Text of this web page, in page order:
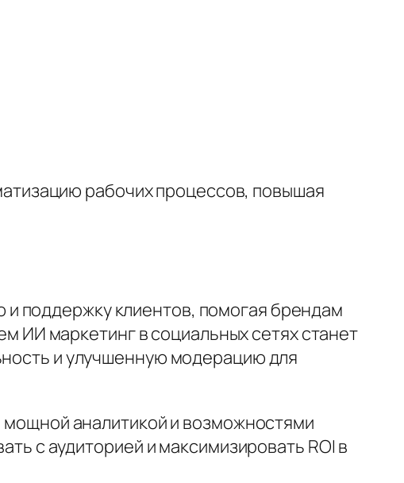
рабочих процессов, повышая
и поддержку клиентов, помогая брендам
ИИ маркетинг в социальных сетях станет
и улучшенную модерацию для
аналитикой и возможностями
с аудиторией и максимизировать ROI в